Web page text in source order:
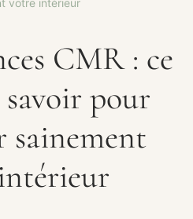
CMR : ce
pour
sainement